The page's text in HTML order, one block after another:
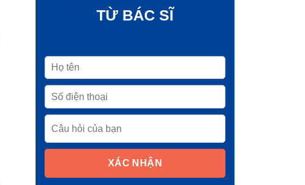
TỪ BÁC SĨ
XÁC NHẬN